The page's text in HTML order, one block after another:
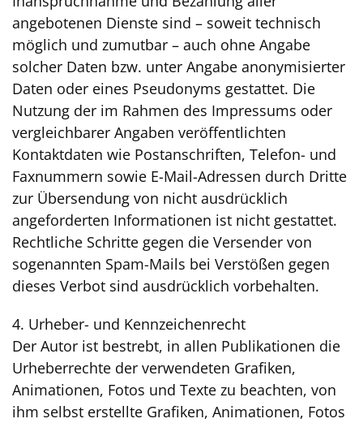
angebotenen Dienste sind – soweit technisch
möglich und zumutbar – auch ohne Angabe
solcher Daten bzw. unter Angabe anonymisierter
Daten oder eines Pseudonyms gestattet. Die
Nutzung der im Rahmen des Impressums oder
vergleichbarer Angaben veröffentlichten
Kontaktdaten wie Postanschriften, Telefon- und
Faxnummern sowie E-Mail-Adressen durch Dritte
zur Übersendung von nicht ausdrücklich
angeforderten Informationen ist nicht gestattet.
Rechtliche Schritte gegen die Versender von
sogenannten Spam-Mails bei Verstößen gegen
dieses Verbot sind ausdrücklich vorbehalten.
4. Urheber- und Kennzeichenrecht
Der Autor ist bestrebt, in allen Publikationen die
Urheberrechte der verwendeten Grafiken,
Animationen, Fotos und Texte zu beachten, von
ihm selbst erstellte Grafiken, Animationen, Fotos